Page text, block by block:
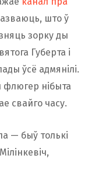
што ў
зорку ды
Губерта і
ўсё адмянілі.
флюгер нібыта
свайго часу.
— быў толькі